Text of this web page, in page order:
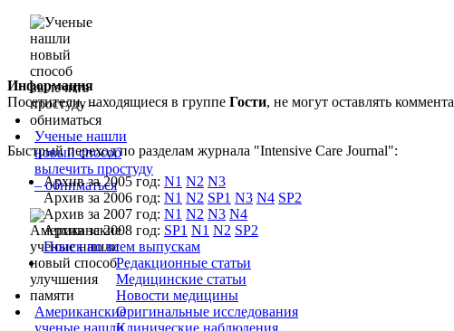
Ученые нашли
новый способ
вылечить простуду
– обниматься
Американские
ученые нашли
Информация
Посетители, находящиеся в группе Гости, не могут оставлять
Быстрый переход по разделам журнала "Intensive Care Journal":
Архив за 2005 год: N1 N2 N3
Архив за 2006 год: N1 N2 SP1 N3 N4 SP2
Архив за 2007 год: N1 N2 N3 N4
Архив за 2008 год: SP1 N1 N2 SP2
Поиск по всем выпускам
Редакционные статьи
Медицинские статьи
Новости медицины
Оригинальные исследования
Клинические наблюдения